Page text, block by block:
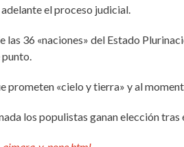
el proceso judicial.
las 36 «naciones» del Estado
punto.
prometen «cielo y tierra» y al
los populistas ganan elección